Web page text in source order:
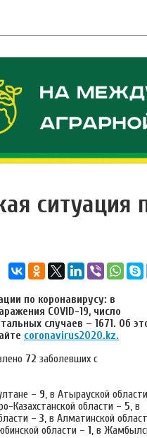
ситуация
по коронавирусу: в
COVID-19, число
случаев – 1671. Об
coronavirus2020.kz.
72 заболевших с
– 9, в Атырауской
Казахстанской области – 5, в
– 3, в Алматинской
области – 1, в